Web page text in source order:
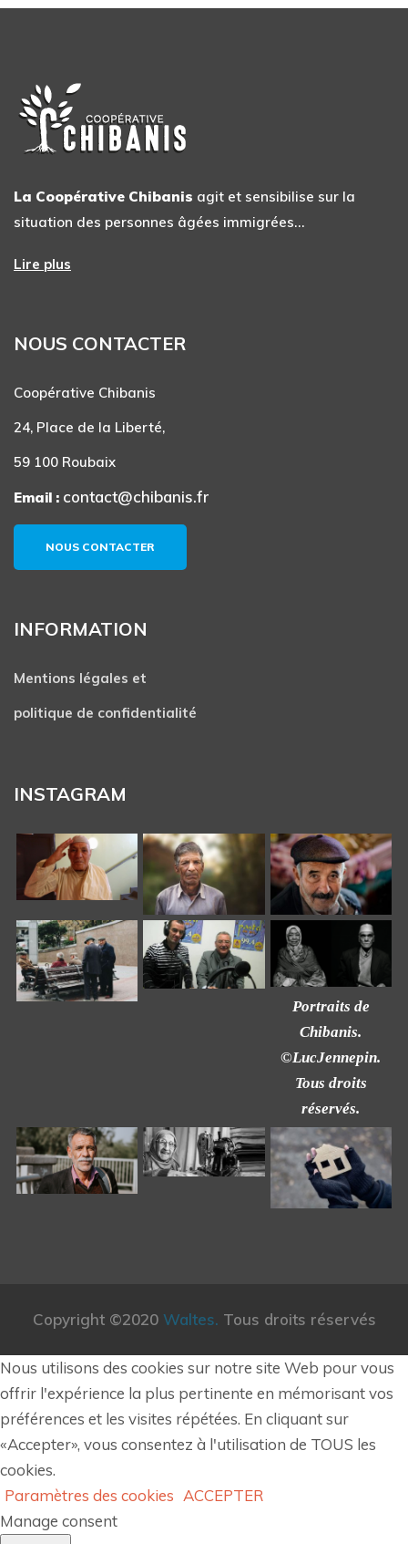
La Coopérative Chibanis agit et sensibilise sur la
situation des personnes âgées immigrées…
Lire plus
NOUS CONTACTER
Coopérative Chibanis
24, Place de la Liberté,
59 100 Roubaix
Email : contact@chibanis.fr
NOUS CONTACTER
INFORMATION
Mentions légales et
politique de confidentialité
INSTAGRAM
Portraits de
Chibanis.
©LucJennepin.
Tous droits
réservés.
Copyright ©2020 Waltes. Tous droits réservés
Nous utilisons des cookies sur notre site Web pour vous
offrir l'expérience la plus pertinente en mémorisant vos
préférences et les visites répétées. En cliquant sur
«Accepter», vous consentez à l'utilisation de TOUS les
cookies.
Paramètres des cookies ACCEPTER
Manage consent